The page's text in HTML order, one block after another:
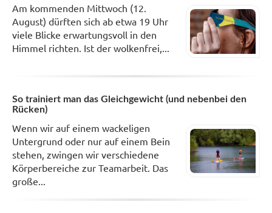
Am kommenden Mittwoch (12.
August) dürften sich ab etwa 19 Uhr
viele Blicke erwartungsvoll in den
Himmel richten. Ist der wolkenfrei,...
So trainiert man das Gleichgewicht (und nebenbei den
Rücken)
Wenn wir auf einem wackeligen
Untergrund oder nur auf einem Bein
stehen, zwingen wir verschiedene
Körperbereiche zur Teamarbeit. Das
große...